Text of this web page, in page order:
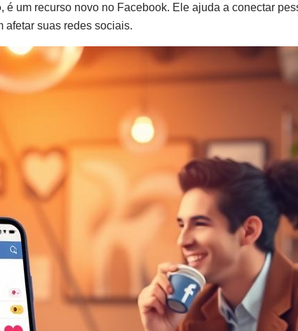
, é um recurso novo no Facebook. Ele ajuda a conectar
afetar suas redes sociais.